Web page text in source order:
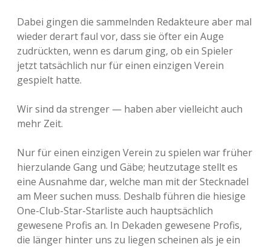
Dabei gingen die sammelnden Redakteure aber mal
wieder derart faul vor, dass sie öfter ein Auge
zudrückten, wenn es darum ging, ob ein Spieler
jetzt tatsächlich nur für einen einzigen Verein
gespielt hatte.
Wir sind da strenger — haben aber vielleicht auch
mehr Zeit.
Nur für einen einzigen Verein zu spielen war früher
hierzulande Gang und Gäbe; heutzutage stellt es
eine Ausnahme dar, welche man mit der Stecknadel
am Meer suchen muss. Deshalb führen die hiesige
One-Club-Star-Starliste auch hauptsächlich
gewesene Profis an. In Dekaden gewesene Profis,
die länger hinter uns zu liegen scheinen als je ein